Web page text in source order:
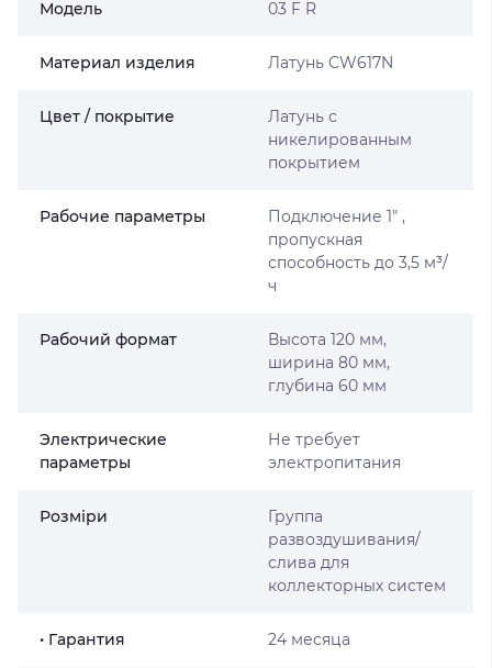
Мoдель 03 F R
Материал изделия Латунь CW617N
Цвет / покрытие
Латунь с
никелированным
покрытием
Рабочие параметры
Подключение 1″ ,
пропускная
способность до 3,5 м³/
ч
Рабочий формат
Высота 120 мм,
ширина 80 мм,
глубина 60 мм
Электрические
параметры
Не требует
электропитания
Розміри
Группа
развоздушивания/
слива для
коллекторных систем
• Гарантия 24 месяца